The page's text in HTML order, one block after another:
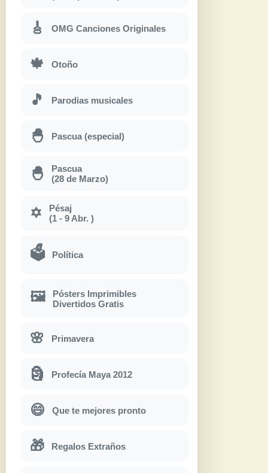
🎸 OMG Canciones Originales
🍁 Otoño
🎵 Parodias musicales
🐣 Pascua (especial)
🐣
Pascua
(28 de Marzo)
✡
Pésaj
(1 - 9 Abr. )
🗳 Política
🖼
Pósters Imprimibles
Divertidos Gratis
🌸 Primavera
🗿 Profecía Maya 2012
😄 Que te mejores pronto
🎁 Regalos Extraños